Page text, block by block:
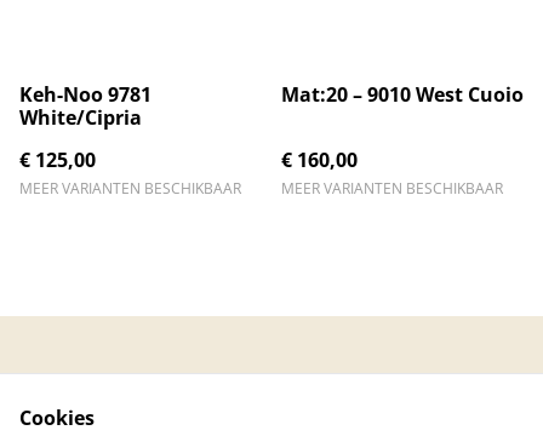
Keh-Noo 9781
White/Cipria
€ 125,00
MEER VARIANTEN BESCHIKBAAR
Mat:20 – 9010 West Cuoio
€ 160,00
MEER VARIANTEN BESCHIKBAAR
Cookies